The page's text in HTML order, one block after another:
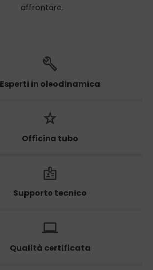
affrontare.
Esperti in oleodinamica
Officina tubo
Supporto tecnico
Qualità certificata